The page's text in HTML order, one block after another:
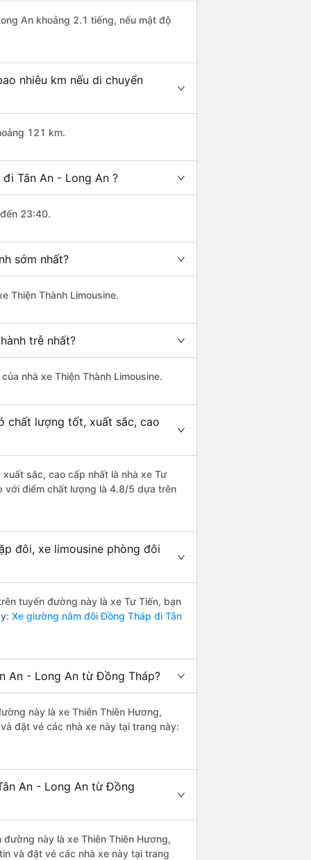
An khoảng 2.1 tiếng, nếu mật độ
nhiêu km nếu di chuyển
121 km.
Tân An - Long An ?
23:40.
sớm nhất?
Thiện Thành Limousine.
trễ nhất?
nhà xe Thiện Thành Limousine.
chất lượng tốt, xuất sắc, cao
sắc, cao cấp nhất là nhà xe Tư
với điểm chất lượng là 4.8/5 dựa trên
đôi, xe limousine phòng đôi
tuyến đường này là xe Tư Tiến, bạn
Xe giường nằm đôi Đồng Tháp đi Tân
An - Long An từ Đồng Tháp?
này là xe Thiên Thiên Hương,
đặt vé các nhà xe này tại trang này:
An - Long An từ Đồng
này là xe Thiên Thiên Hương,
và đặt vé các nhà xe này tại trang